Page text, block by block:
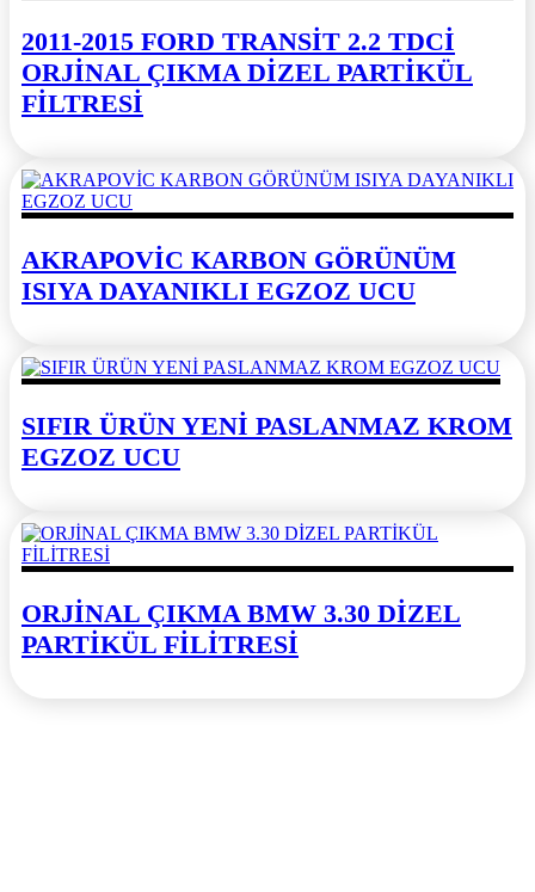
2011-2015 FORD TRANSİT 2.2 TDCİ
ORJİNAL ÇIKMA DİZEL PARTİKÜL
FİLTRESİ
AKRAPOVİC KARBON GÖRÜNÜM
ISIYA DAYANIKLI EGZOZ UCU
SIFIR ÜRÜN YENİ PASLANMAZ KROM
EGZOZ UCU
ORJİNAL ÇIKMA BMW 3.30 DİZEL
PARTİKÜL FİLİTRESİ